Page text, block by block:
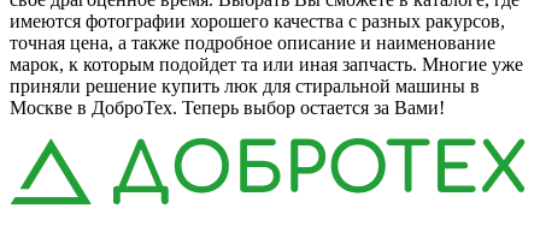
имеются фотографии хорошего качества с разных ракурсов,
точная цена, а также подробное описание и наименование
марок, к которым подойдет та или иная запчасть. Многие уже
приняли решение купить люк для стиральной машины в
Москве в ДоброТех. Теперь выбор остается за Вами!